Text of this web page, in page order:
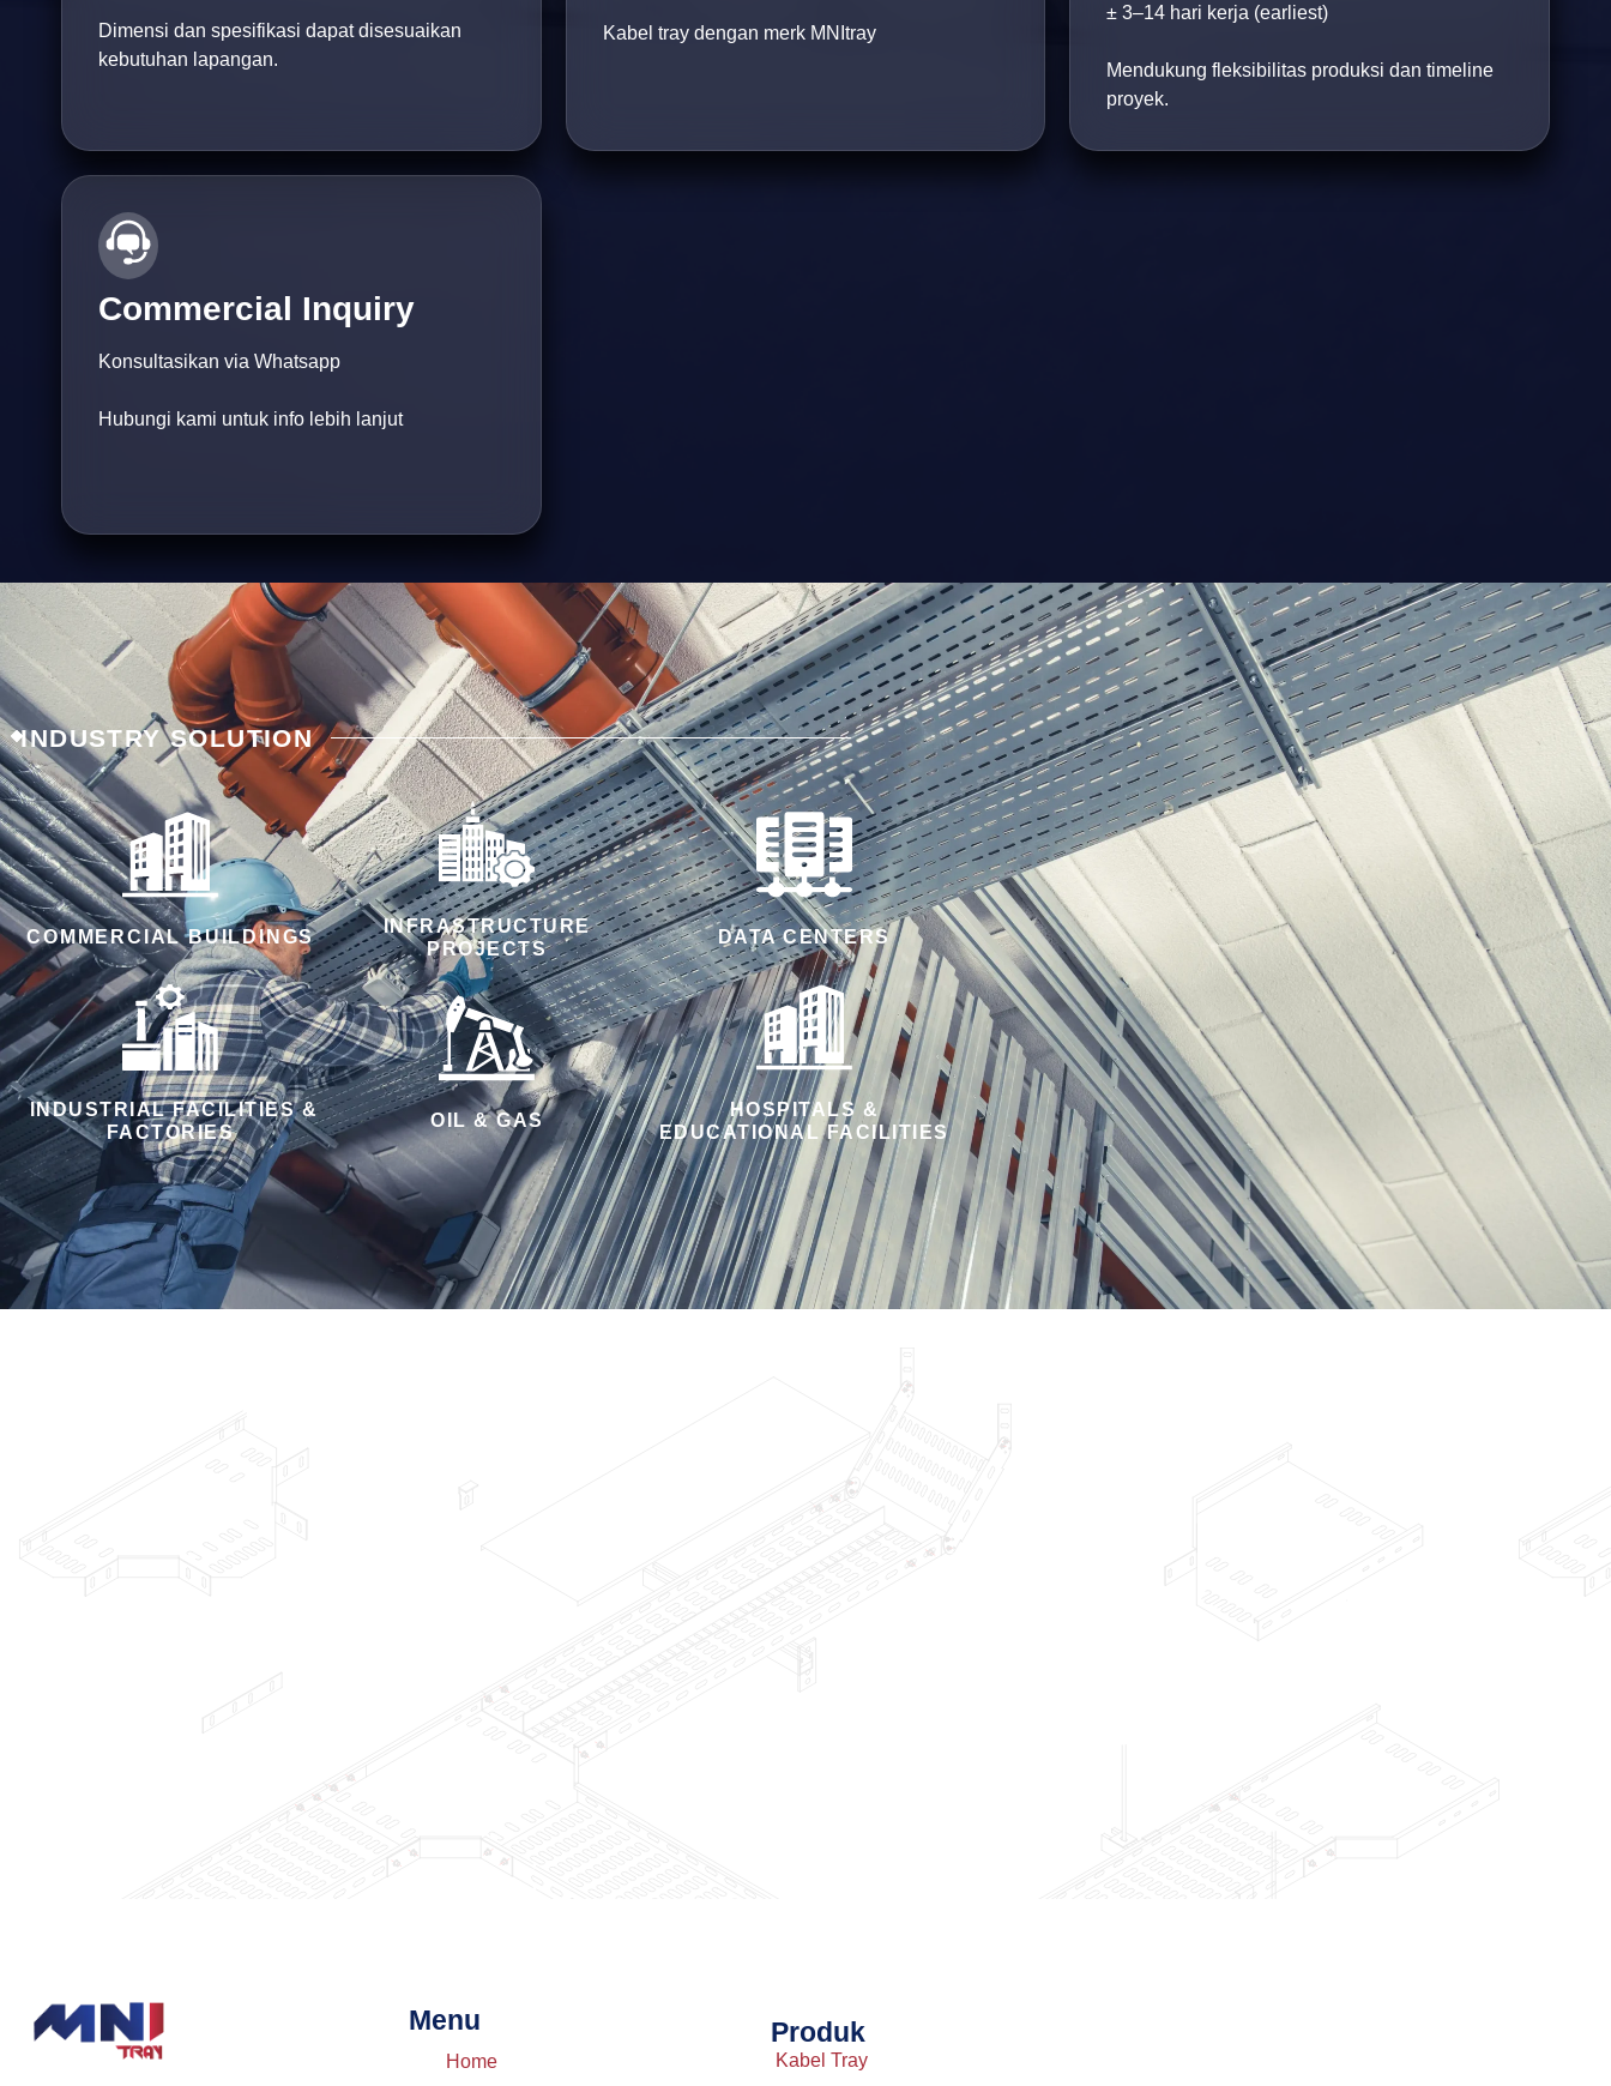
Dimensi dan spesifikasi dapat disesuaikan
kebutuhan lapangan.
Kabel tray dengan merk MNItray
± 3–14 hari kerja (earliest)
Mendukung fleksibilitas produksi dan timeline
proyek.
Commercial Inquiry
Konsultasikan via Whatsapp
Hubungi kami untuk info lebih lanjut
INDUSTRY SOLUTION
COMMERCIAL BUILDINGS
INFRASTRUCTURE
PROJECTS
DATA CENTERS
INDUSTRIAL FACILITIES &
FACTORIES
OIL & GAS
HOSPITALS &
EDUCATIONAL FACILITIES
Menu
Home
Produk
Kabel Tray